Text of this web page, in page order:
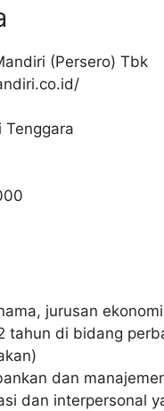
(Persero) Tbk
Tenggara
jurusan
tahun di bidang
dan
dan interpersonal